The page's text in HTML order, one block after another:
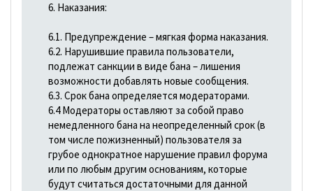
6. Наказания:
6.1. Предупреждение – мягкая форма наказания.
6.2. Нарушившие правила пользователи,
подлежат санкции в виде бана – лишения
возможности добавлять новые сообщения.
6.3. Срок бана определяется модераторами.
6.4 Модераторы оставляют за собой право
немедленного бана на неопределенный срок (в
том числе пожизненный) пользователя за
грубое однократное нарушение правил форума
или по любым другим основаниям, которые
будут считаться достаточными для данной